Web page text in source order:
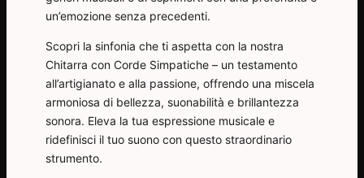
un’emozione senza precedenti.
Scopri la sinfonia che ti aspetta con la nostra
Chitarra con Corde Simpatiche – un testamento
all’artigianato e alla passione, offrendo una miscela
armoniosa di bellezza, suonabilità e brillantezza
sonora. Eleva la tua espressione musicale e
ridefinisci il tuo suono con questo straordinario
strumento.